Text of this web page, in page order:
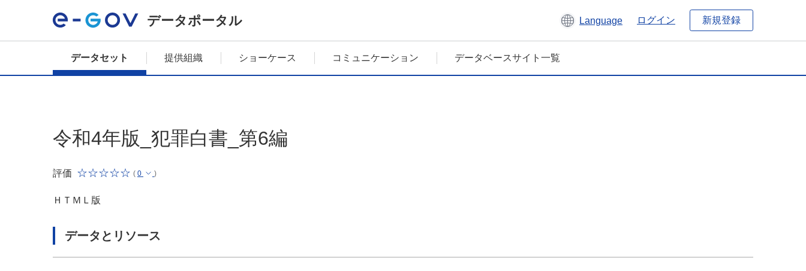
データポータル Language ログイン 新規登録
データセット 提供組織 ショーケース コミュニケーション データベースサイト一覧
令和4年版_犯罪白書_第6編
評価 ( 0 )
ＨＴＭＬ版
データとリソース